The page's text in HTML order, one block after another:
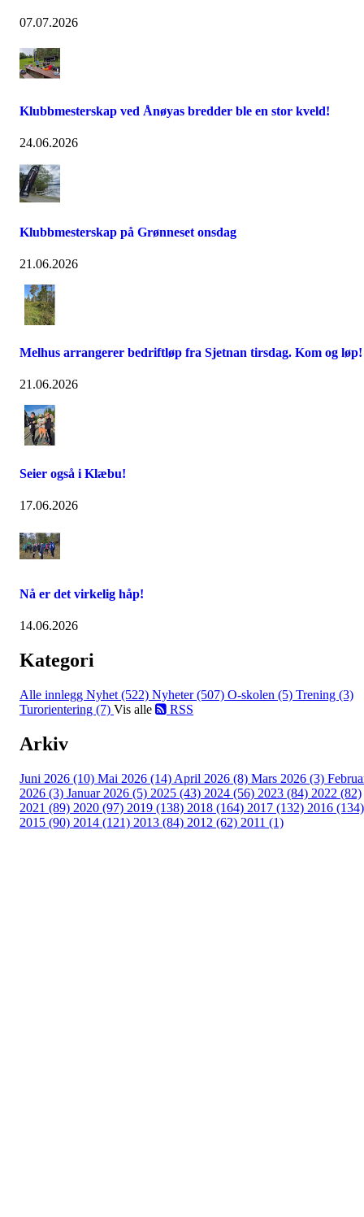
07.07.2026
Klubbmesterskap ved Ånøyas bredder ble en stor kveld!
24.06.2026
Klubbmesterskap på Grønneset onsdag
21.06.2026
Melhus arrangerer bedriftløp fra Sjetnan tirsdag. Kom og løp!
21.06.2026
Seier også i Klæbu!
17.06.2026
Nå er det virkelig håp!
14.06.2026
Kategori
Alle innlegg Nyhet (522) Nyheter (507) O-skolen (5) Trening (3)
Turorientering (7) Vis alle RSS
Arkiv
Juni 2026 (10) Mai 2026 (14) April 2026 (8) Mars 2026 (3)
2026 (3) Januar 2026 (5) 2025 (43) 2024 (56) 2023 (84) 2022 (82)
2021 (89) 2020 (97) 2019 (138) 2018 (164) 2017 (132) 2016 (134)
2015 (90) 2014 (121) 2013 (84) 2012 (62) 2011 (1)